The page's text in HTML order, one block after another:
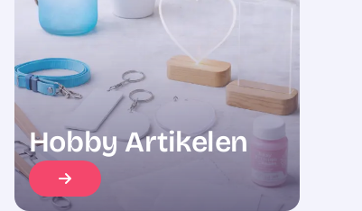
Hobby Artikelen